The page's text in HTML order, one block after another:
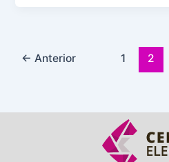
← Anterior 1 2